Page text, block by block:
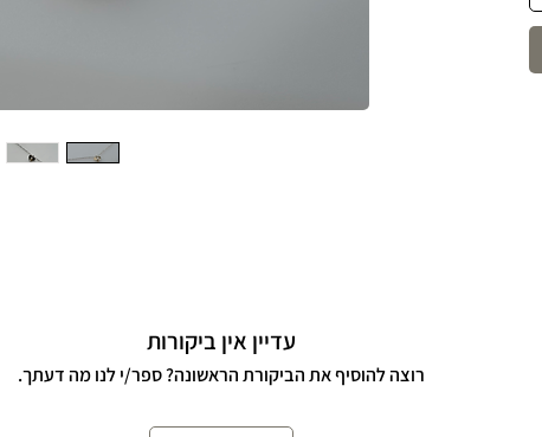
עדיין אין ביקורות
רוצה להוסיף את הביקורת הראשונה? ספר/י לנו מה דעתך.